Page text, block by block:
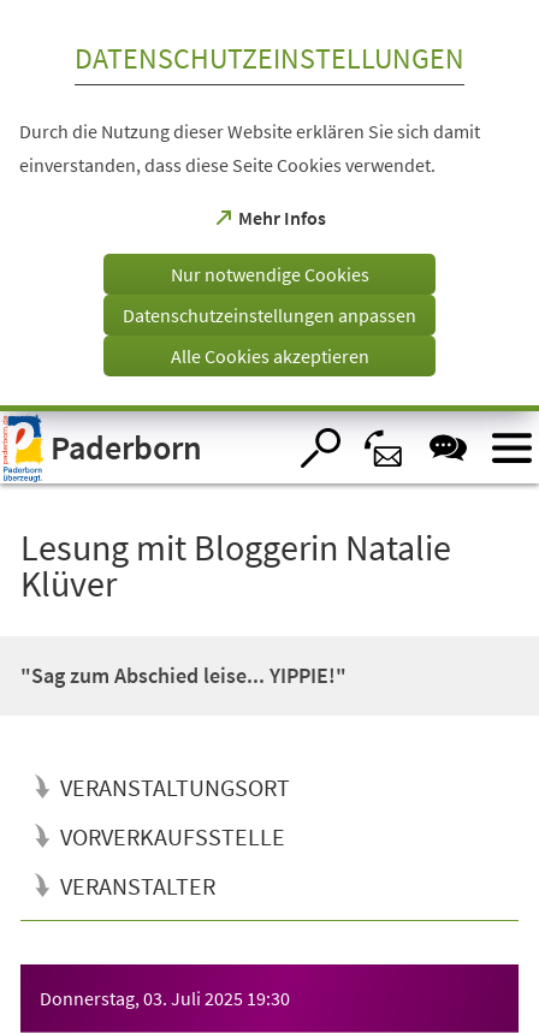
Visuelle
Assistenzsoftware
öffnen.
DATENSCHUTZEINSTELLUNGEN
Durch die Nutzung dieser Website erklären Sie sich damit
einverstanden, dass diese Seite Cookies verwendet.
Mehr Infos
(Öffnet
einem
Tab)
Nur notwendige Cookies
Datenschutzeinstellungen anpassen
Alle Cookies akzeptieren
Paderborn
Lesung mit Bloggerin Natalie
Klüver
"Sag zum Abschied leise... YIPPIE!"
VERANSTALTUNGSORT
VORVERKAUFSSTELLE
VERANSTALTER
Donnerstag, 03. Juli 2025 19:30